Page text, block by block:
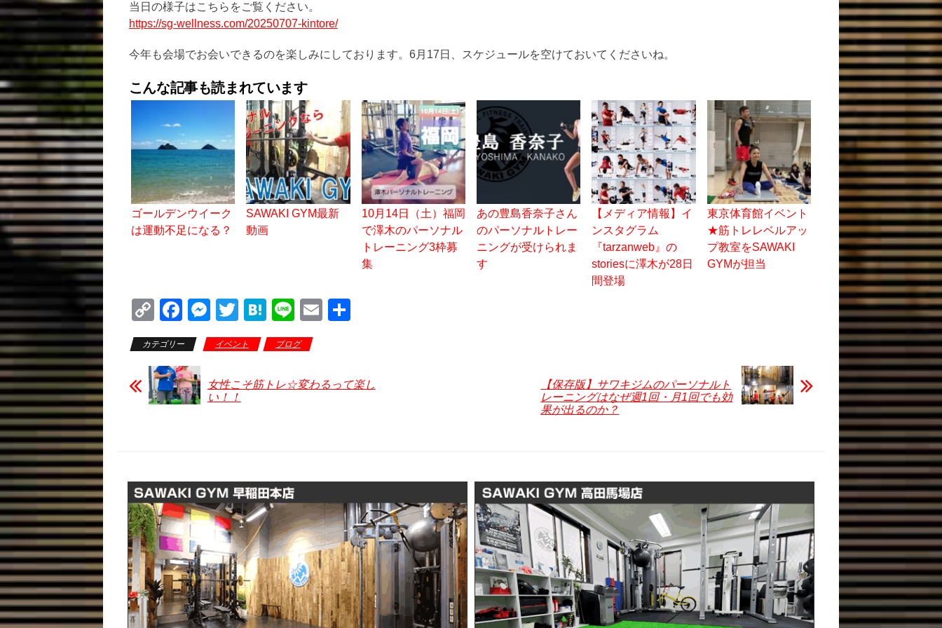
当日の様子はこちらをご覧ください。
https://sg-wellness.com/20250707-kintore/
今年も会場でお会いできるのを楽しみにしております。6月17日、スケジュールを空けておいてくださいね。
こんな記事も読まれています
ゴールデンウイーク
は運動不足になる？
SAWAKI GYM最新
動画
10月14日（土）福岡
で澤木のパーソナル
トレーニング3枠募
集
あの豊島香奈子さん
のパーソナルトレー
ニングが受けられま
す
【メディア情報】イ
ンスタグラム
『tarzanweb』の
storiesに澤木が28日
間登場
東京体育館イベント
★筋トレレベルアッ
プ教室をSAWAKI
GYMが担当
C
o
p
y
Li
F
a
c
e
b
M
e
ss
e
n
T
wi
tt
er
H
at
e
n
Li
n
e
E
カテゴリー イベント ブログ
女性こそ筋トレ☆変わるって楽し
い！！
【保存版】サワキジムのパーソナルト
レーニングはなぜ週1回・月1回でも効
果が出るのか？